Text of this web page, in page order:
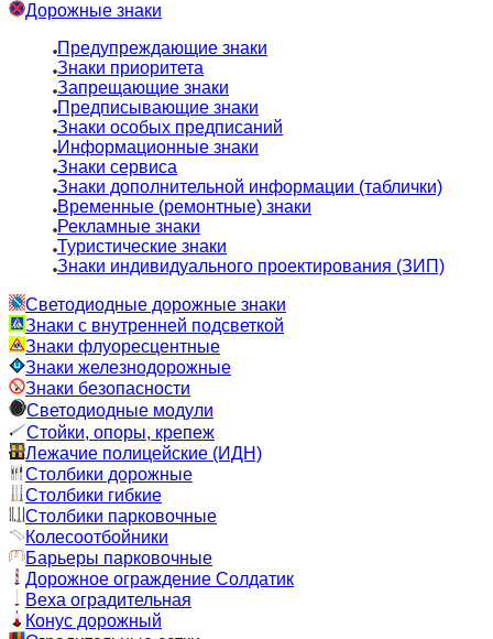
Дорожные знаки
Предупреждающие знаки
Знаки приоритета
Запрещающие знаки
Предписывающие знаки
Знаки особых предписаний
Информационные знаки
Знаки сервиса
Знаки дополнительной информации (таблички)
Временные (ремонтные) знаки
Рекламные знаки
Туристические знаки
Знаки индивидуального проектирования (ЗИП)
Светодиодные дорожные знаки
Знаки с внутренней подсветкой
Знаки флуоресцентные
Знаки железнодорожные
Знаки безопасности
Светодиодные модули
Стойки, опоры, крепеж
Лежачие полицейские (ИДН)
Столбики дорожные
Столбики гибкие
Столбики парковочные
Колесоотбойники
Барьеры парковочные
Дорожное ограждение Солдатик
Веха оградительная
Конус дорожный